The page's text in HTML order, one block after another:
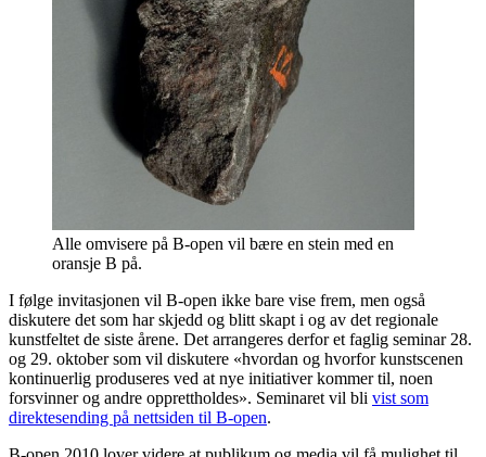
Alle omvisere på B-open vil bære en stein med en
oransje B på.
I følge invitasjonen vil B-open ikke bare vise frem, men også
diskutere det som har skjedd og blitt skapt i og av det regionale
kunstfeltet de siste årene. Det arrangeres derfor et faglig seminar 28.
og 29. oktober som vil diskutere «hvordan og hvorfor kunstscenen
kontinuerlig produseres ved at nye initiativer kommer til, noen
forsvinner og andre opprettholdes». Seminaret vil bli vist som
direktesending på nettsiden til B-open.